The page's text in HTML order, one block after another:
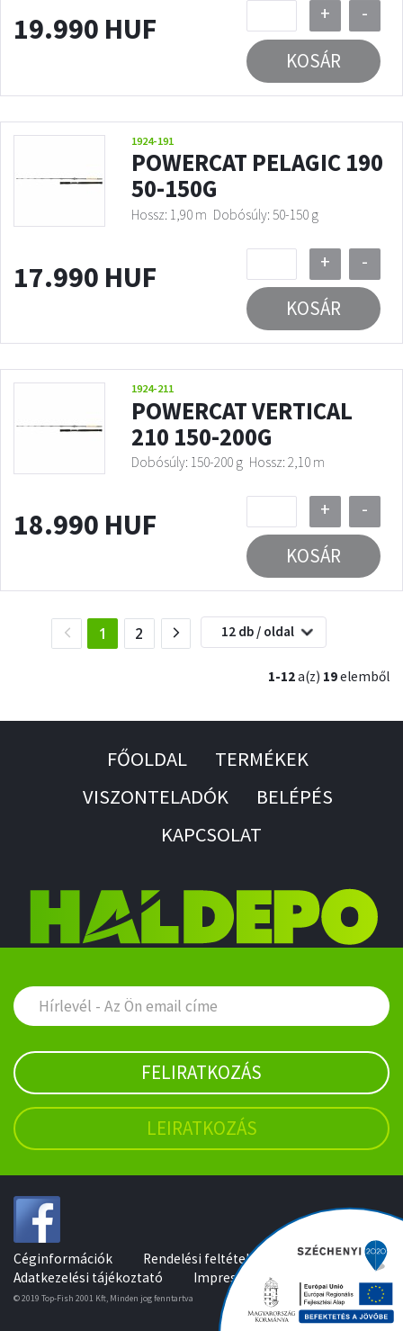
19.990 HUF +
-
KOSÁR
1924-191
POWERCAT PELAGIC 190
50-150G
Hossz: 1,90 m Dobósúly: 50-150 g
17.990 HUF +
-
KOSÁR
1924-211
POWERCAT VERTICAL
210 150-200G
Dobósúly: 150-200 g Hossz: 2,10 m
18.990 HUF +
-
KOSÁR
1 (current)
2 12 db / oldal
1-12a(z) 19elemből
FŐOLDAL
TERMÉKEK
VISZONTELADÓK
BELÉPÉS
KAPCSOLAT
FELIRATKOZÁS
LEIRATKOZÁS
Céginformációk
Rendelési feltételek
Adatkezelési tájékoztató
Impresszum
© 2019 Top-Fish 2001 Kft, Minden jog fenntartva